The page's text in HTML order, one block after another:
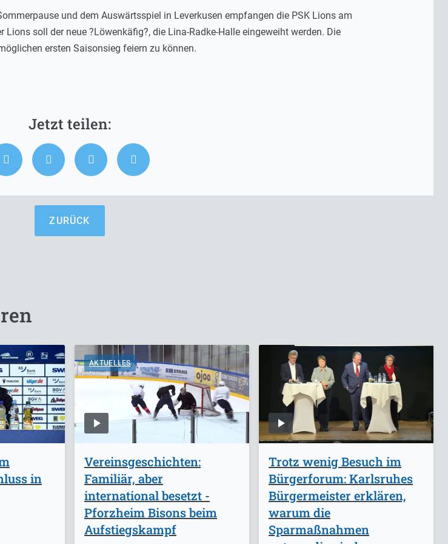
und dem Auswärtsspiel in Leverkusen empfangen die PSK Lions am
soll der neue ?Löwenkäfig?, die Lina-Radke-Halle eingeweiht werden. Die
ersten Saisonsieg feiern zu können.
ZURÜCK
in
AKTUELLES
Vereinsgeschichten:
Familiär, aber
international besetzt -
Pforzheim Bisons beim
Aufstiegskampf
Trotz wenig Besuch im
Bürgerforum: Karlsruhes
Bürgermeister erklären,
warum die
Sparmaßnahmen